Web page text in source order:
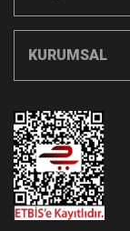
KURUMSAL